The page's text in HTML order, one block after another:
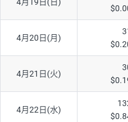
4月20日(月)
4月21日(火)
4月22日(水)